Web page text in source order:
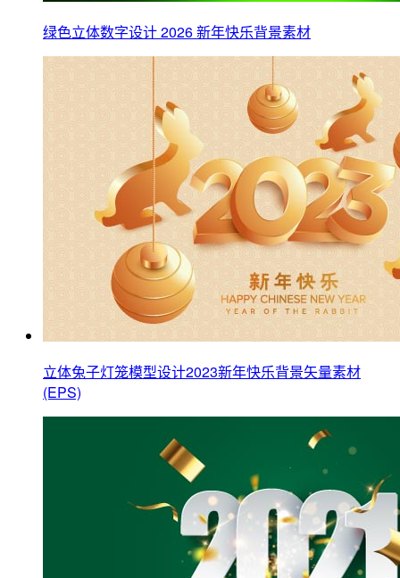
绿色立体数字设计 2026 新年快乐背景素材
立体兔子灯笼模型设计2023新年快乐背景矢量素材
(EPS)